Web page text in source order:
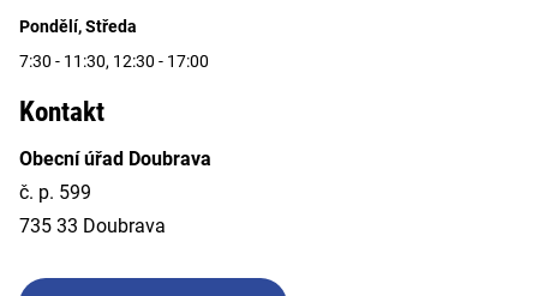
Pondělí, Středa
7:30 - 11:30, 12:30 - 17:00
Kontakt
Obecní úřad Doubrava
č. p. 599
735 33 Doubrava